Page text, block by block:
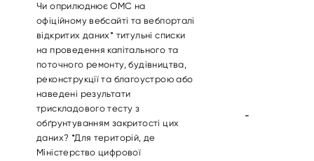
Чи оприлюднює ОМС на
офіційному вебсайті та вебпорталі
відкритих даних* титульні списки
на проведення капітального та
поточного ремонту, будівництва,
реконструкції та благоустрою або
наведені результати
трискладового тесту з
обґрунтуванням закритості цих
даних? *Для територій, де
Міністерство цифрової
-